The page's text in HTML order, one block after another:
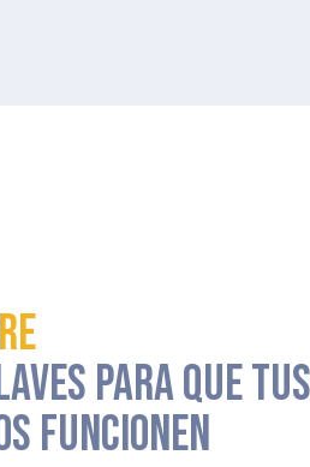
PARA QUE TUS
FUNCIONEN